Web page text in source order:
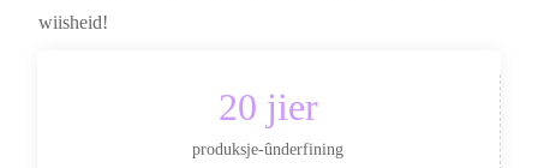
wiisheid!
20 jier
produksje-ûnderfining